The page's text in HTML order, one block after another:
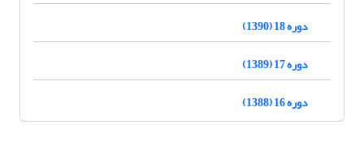
دوره 18 (1390)
دوره 17 (1389)
دوره 16 (1388)